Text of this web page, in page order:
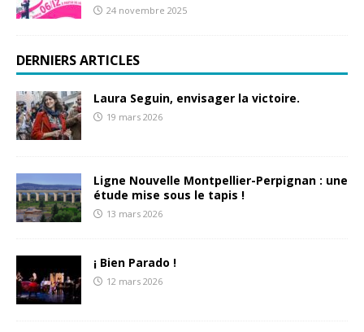
24 novembre 2025
DERNIERS ARTICLES
Laura Seguin, envisager la victoire.
19 mars 2026
Ligne Nouvelle Montpellier-Perpignan : une
étude mise sous le tapis !
13 mars 2026
¡ Bien Parado !
12 mars 2026